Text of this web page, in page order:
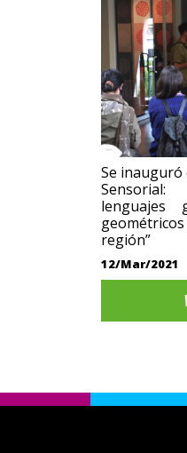
Se inauguró
lenguajes
región”
12/Mar/2021